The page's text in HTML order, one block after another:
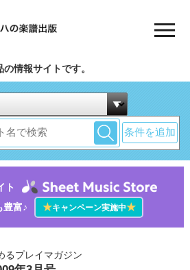
情報サイトです。
条件を追加
ト
豊富♪
★キャンペーン実施中★
るプレイマガジン